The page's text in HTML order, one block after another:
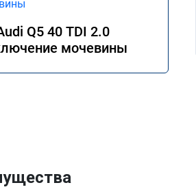
Q5 40 TDI 2.0
мочевины